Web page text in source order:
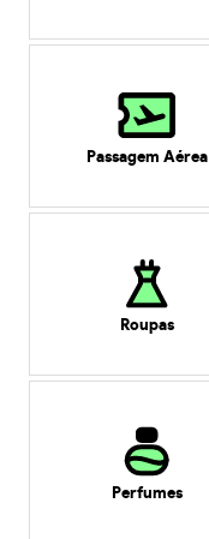
Passagem Aérea
Roupas
Perfumes